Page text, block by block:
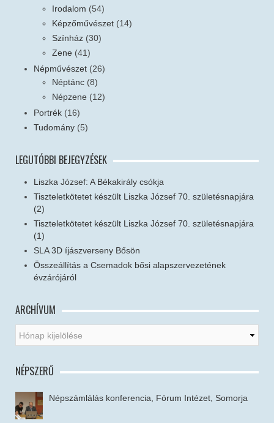
Irodalom (54)
Képzőművészet (14)
Színház (30)
Zene (41)
Népművészet (26)
Néptánc (8)
Népzene (12)
Portrék (16)
Tudomány (5)
LEGUTÓBBI BEJEGYZÉSEK
Liszka József: A Békakirály csókja
Tiszteletkötetet készült Liszka József 70. születésnapjára
(2)
Tiszteletkötetet készült Liszka József 70. születésnapjára
(1)
SLA 3D íjászverseny Bősön
Összeállítás a Csemadok bősi alapszervezetének
évzárójáról
ARCHÍVUM
NÉPSZERŰ
Népszámlálás konferencia, Fórum Intézet, Somorja